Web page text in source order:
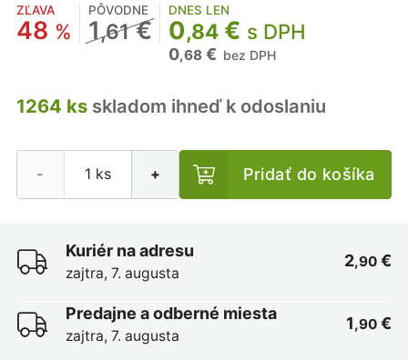
ZĽAVA
48 %
PÔVODNE
1,61€
DNES LEN
0,84€ s DPH
0,68€ bez DPH
1264 ksskladom ihneď k odoslaniu
- + Pridať do košíka
Kuriér na adresu
zajtra, 7. augusta
2,90 €
Predajne a odberné miesta
zajtra, 7. augusta
1,90 €